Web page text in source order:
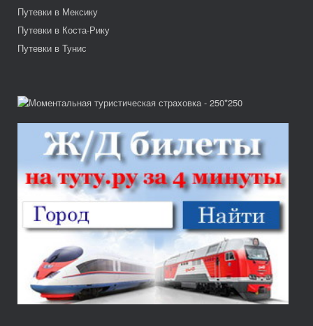
Путевки в Мексику
Путевки в Коста-Рику
Путевки в Тунис